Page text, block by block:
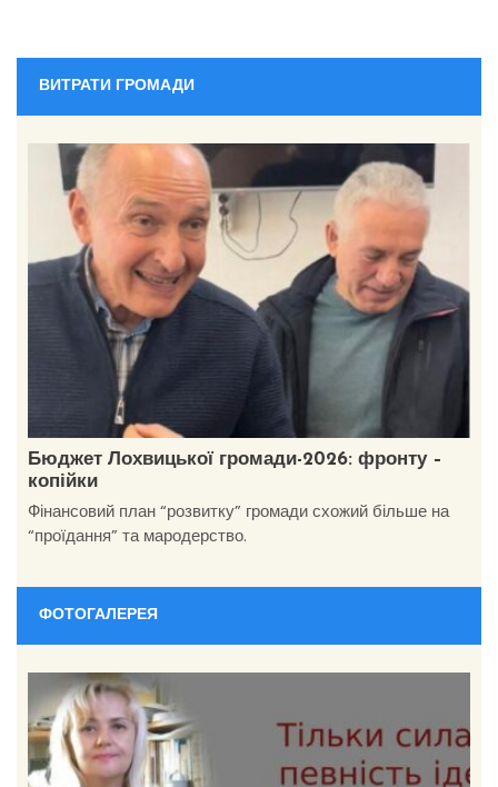
ВИТРАТИ ГРОМАДИ
Бюджет Лохвицької громади-2026: фронту –
копійки
Фінансовий план “розвитку” громади схожий більше на
“проїдання” та мародерство.
ФОТОГАЛЕРЕЯ